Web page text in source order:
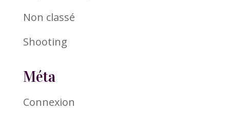
Non classé
Shooting
Méta
Connexion